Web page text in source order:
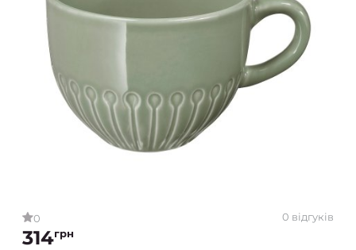
0 0 відгуків
314грн